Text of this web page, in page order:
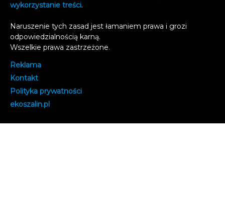
wykorzystanie treści.
Naruszenie tych zasad jest łamaniem prawa i grozi
odpowiedzialnością karną.
Wszelkie prawa zastrzeżone.
Reklama
Kontakt
Polityka prywatności
ekoszalin.pl